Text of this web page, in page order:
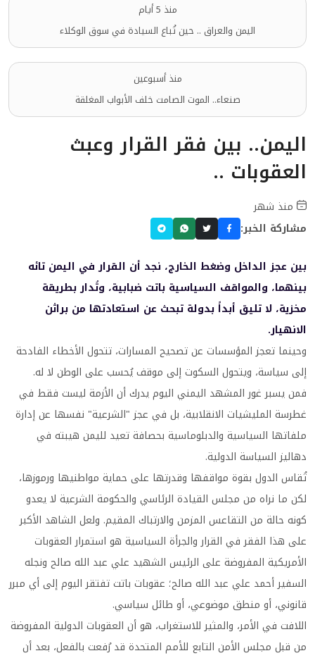
منذ 5 أيام
اليمن والعراق .. حين تُباع السيادة في سوق الوكلاء
منذ أسبوعين
صنعاء.. الموت الصامت خلف الأبواب المغلقة
اليمن.. بين فقر القرار وعبث
العقوبات ..
منذ شهر
مشاركة الخبر:
بين عجز الداخل وضغط الخارج، نجد أن القرار في اليمن تائه
بينهما، والمواقف السياسية باتت ضبابية، وتُدار بطريقة
مخزية، لا تليق أبداً بدولة تبحث عن استعادتها من براثن
الانهيار.
وحينما تعجز المؤسسات عن تصحيح المسارات، تتحول الأخطاء الفادحة
إلى سياسة، ويتحول السكوت إلى موقف يُحسب على الوطن لا له.
فمن يسبر غور المشهد اليمني اليوم يدرك أن الأزمة ليست فقط في
غطرسة المليشيات الانقلابية، بل في عجز "الشرعية" نفسها عن إدارة
ملفاتها السياسية والدبلوماسية بحصافة تعيد لليمن هيبته في
دهاليز السياسة الدولية.
تُقاس الدول بقوة مواقفها وقدرتها على حماية مواطنيها ورموزها،
لكن ما نراه من مجلس القيادة الرئاسي والحكومة الشرعية لا يعدو
كونه حالة من التقاعس المزمن والارتباك المقيم. ولعل الشاهد الأكبر
على هذا الفقر في القرار والجرأة السياسية هو استمرار العقوبات
الأمريكية المفروضة على الرئيس الشهيد علي عبد الله صالح ونجله
السفير أحمد علي عبد الله صالح؛ عقوبات باتت تفتقر اليوم إلى أي مبرر
قانوني، أو منطق موضوعي، أو طائل سياسي.
اللافت في الأمر، والمثير للاستغراب، هو أن العقوبات الدولية المفروضة
من قبل مجلس الأمن التابع للأمم المتحدة قد رُفعت بالفعل، بعد أن